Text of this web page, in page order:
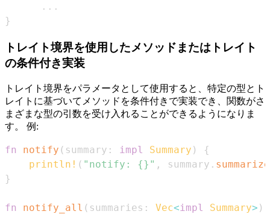
...
}
トレイト境界を使用したメソッドまたはトレイト
の条件付き実装
トレイト境界をパラメータとして使用すると、特定の型とト
レイトに基づいてメソッドを条件付きで実装でき、関数がさ
まざまな型の引数を受け入れることができるようになりま
す。 例:
fn notify ( summary : impl Summary )
{
println! ( "notify: {}" , summary . summarize
}
fn notify_all ( summaries : Vec<impl Summary> )